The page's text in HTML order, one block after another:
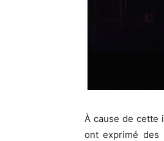
À cause de cette
ont exprimé des